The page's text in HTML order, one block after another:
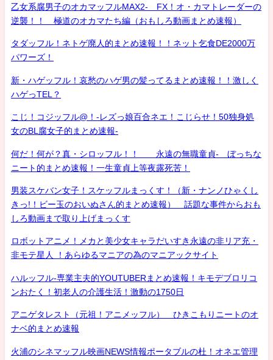
乙女系腐男子のオカマッフルMAX2- FX！オ・カマトレーダーの
逆襲！！ 極道のオカマたち編（おもしろ動画まとめ速報）
タダッフル！ネトゲ廃人的まとめ速報！！ネット乞食DE2000万
パワーズ！
新・ハゲッフル！哀愁のハゲ男の髪ってるまとめ速報！！激しく
ハゲっTEL？
こじ！コジッフル@！-レズっ娘百合ネエ！こじらせ！50独身処
女のBL腐女子的まとめ速報-
何だ！何が？真・シロッフル！！ 永遠の無職童貞- ぼっちな
ニート的まとめ速報！一生童貞上等夜露死苦！
男装スケバン女子！スケッフルまっくす！（新・ナンノひゃくし
きっ!！ビー玉のおいぬさん的まとめ速報） 話題な事件からおも
しろ動画まで取り上げまっくす
ロボットアニメ！メカと美少女キャラだいすき永遠の非リア充・
非モテ星人 ！あらゆるマニアの為のマニアックサイト
ハルッフル-専業主夫的YOUTUBERまとめ速報！キモデブロリコ
ンおたく！初老人の介護生活！激動の1750日
アニゲタレスト（元祖！アニメッフル） ひきこもりニートのオ
ナベ的まとめ速報
火浦のシネマッフル映画NEWS情報ポータブルの杜！オネエ管理